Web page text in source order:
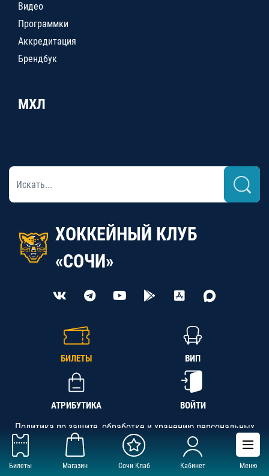
Билеты Магазин Сочи Клаб Кабинет Меню
Видео
Программки
Аккредитация
Брендбук
МХЛ
ХОККЕЙНЫЙ КЛУБ
«СОЧИ»
БИЛЕТЫ ВИП
АТРИБУТИКА ВОЙТИ
Политика по защите, обработке и хранению персональных
данных
АНО «СК «Кубань-Регион», ОГРН 1142300002349,